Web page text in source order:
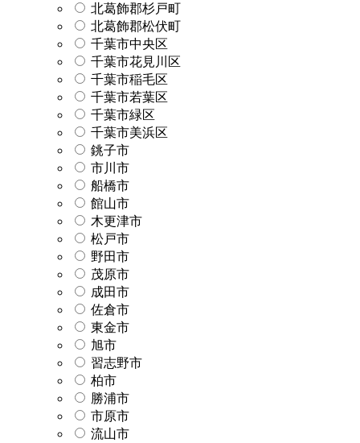
北葛飾郡杉戸町
北葛飾郡松伏町
千葉市中央区
千葉市花見川区
千葉市稲毛区
千葉市若葉区
千葉市緑区
千葉市美浜区
銚子市
市川市
船橋市
館山市
木更津市
松戸市
野田市
茂原市
成田市
佐倉市
東金市
旭市
習志野市
柏市
勝浦市
市原市
流山市